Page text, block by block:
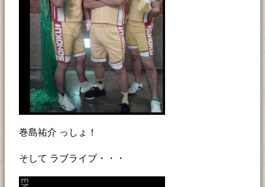
巻島祐介 っしょ！
そして ラブライブ・・・